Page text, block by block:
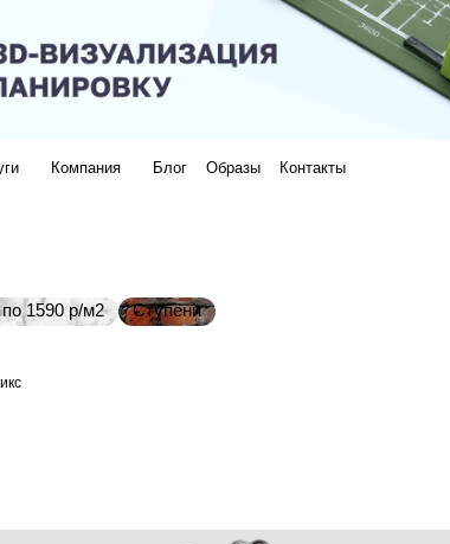
Компания Блог Образы Контакты
1590 р/м2 Ступени